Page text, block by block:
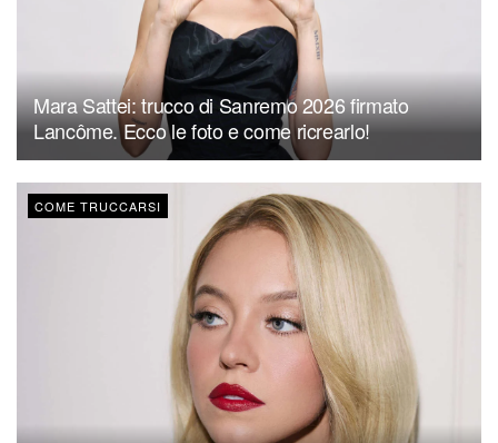
Mara Sattei: trucco di Sanremo 2026 firmato
Lancôme. Ecco le foto e come ricrearlo!
COME TRUCCARSI